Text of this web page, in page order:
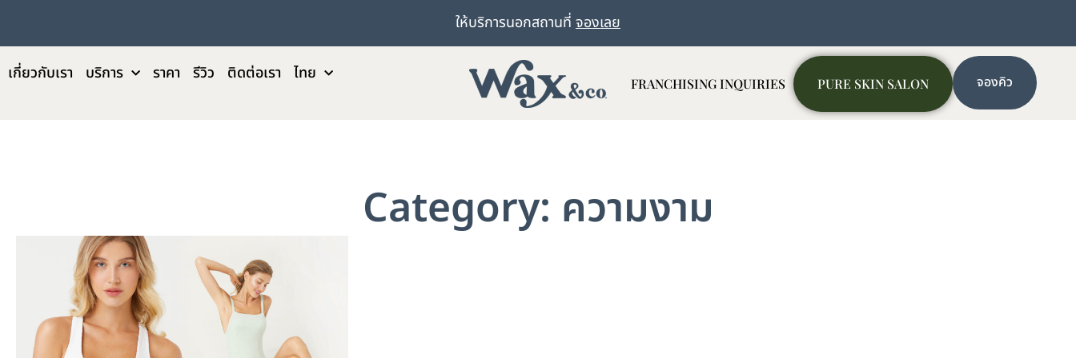
ให้บริการนอกสถานที่ จองเลย
เกี่ยวกับเรา บริการ ราคา รีวิว ติดต่อเรา ไทย FRANCHISING INQUIRIES PURE SKIN SALON จองคิว
Category: ความงาม